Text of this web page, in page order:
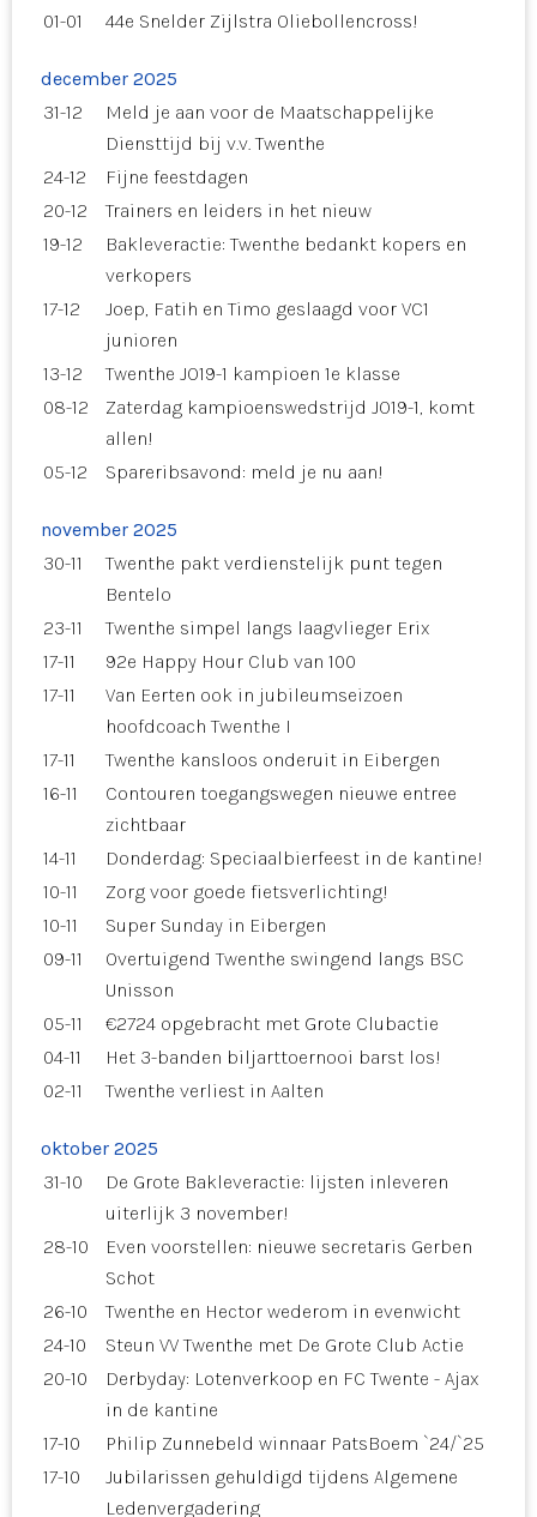
01-01
44e Snelder Zijlstra Oliebollencross!
december 2025
31-12
Meld je aan voor de Maatschappelijke
Diensttijd bij v.v. Twenthe
24-12
Fijne feestdagen
20-12
Trainers en leiders in het nieuw
19-12
Bakleveractie: Twenthe bedankt kopers en
verkopers
17-12
Joep, Fatih en Timo geslaagd voor VC1
junioren
13-12
Twenthe JO19-1 kampioen 1e klasse
08-12
Zaterdag kampioenswedstrijd JO19-1, komt
allen!
05-12
Spareribsavond: meld je nu aan!
november 2025
30-11
Twenthe pakt verdienstelijk punt tegen
Bentelo
23-11
Twenthe simpel langs laagvlieger Erix
17-11
92e Happy Hour Club van 100
17-11
Van Eerten ook in jubileumseizoen
hoofdcoach Twenthe I
17-11
Twenthe kansloos onderuit in Eibergen
16-11
Contouren toegangswegen nieuwe entree
zichtbaar
14-11
Donderdag: Speciaalbierfeest in de kantine!
10-11
Zorg voor goede fietsverlichting!
10-11
Super Sunday in Eibergen
09-11
Overtuigend Twenthe swingend langs BSC
Unisson
05-11
€2724 opgebracht met Grote Clubactie
04-11
Het 3-banden biljarttoernooi barst los!
02-11
Twenthe verliest in Aalten
oktober 2025
31-10
De Grote Bakleveractie: lijsten inleveren
uiterlijk 3 november!
28-10
Even voorstellen: nieuwe secretaris Gerben
Schot
26-10
Twenthe en Hector wederom in evenwicht
24-10
Steun VV Twenthe met De Grote Club Actie
20-10
Derbyday: Lotenverkoop en FC Twente - Ajax
in de kantine
17-10
Philip Zunnebeld winnaar PatsBoem `24/`25
17-10
Jubilarissen gehuldigd tijdens Algemene
Ledenvergadering